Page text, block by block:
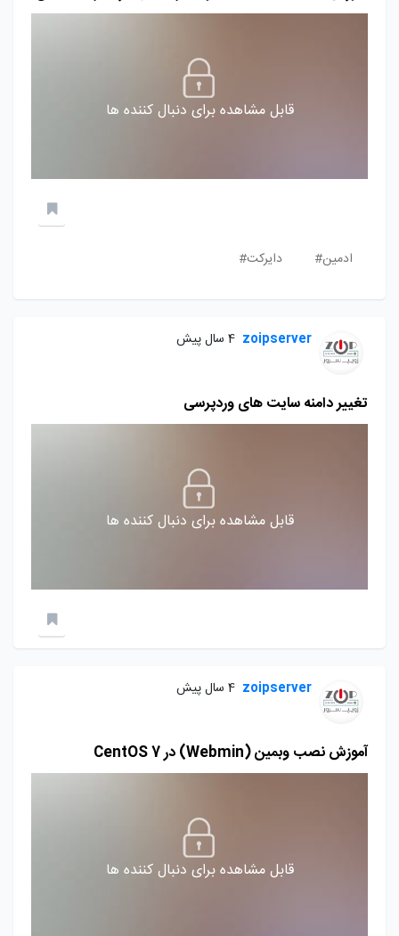
قابل مشاهده برای دنبال کننده ها
ادمین# دایرکت#
zoipserver 4 سال پیش
تغییر دامنه سایت های وردپرسی
قابل مشاهده برای دنبال کننده ها
zoipserver 4 سال پیش
آموزش نصب وبمین (Webmin) در CentOS 7
قابل مشاهده برای دنبال کننده ها